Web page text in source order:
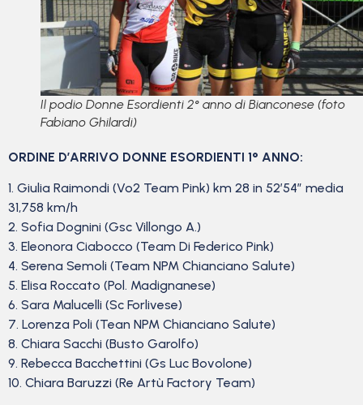
Il podio Donne Esordienti 2° anno di Bianconese (foto
Fabiano Ghilardi)
ORDINE D’ARRIVO DONNE ESORDIENTI 1° ANNO:
1. Giulia Raimondi (Vo2 Team Pink) km 28 in 52’54” media
31,758 km/h
2. Sofia Dognini (Gsc Villongo A.)
3. Eleonora Ciabocco (Team Di Federico Pink)
4. Serena Semoli (Team NPM Chianciano Salute)
5. Elisa Roccato (Pol. Madignanese)
6. Sara Malucelli (Sc Forlivese)
7. Lorenza Poli (Tean NPM Chianciano Salute)
8. Chiara Sacchi (Busto Garolfo)
9. Rebecca Bacchettini (Gs Luc Bovolone)
10. Chiara Baruzzi (Re Artù Factory Team)